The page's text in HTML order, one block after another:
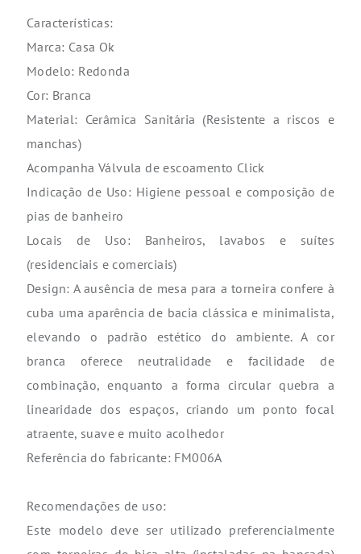
Características:
Marca: Casa Ok
Modelo: Redonda
Cor: Branca
Material: Cerâmica Sanitária (Resistente a riscos e
manchas)
Acompanha Válvula de escoamento Click
Indicação de Uso: Higiene pessoal e composição de
pias de banheiro
Locais de Uso: Banheiros, lavabos e suítes
(residenciais e comerciais)
Design: A ausência de mesa para a torneira confere à
cuba uma aparência de bacia clássica e minimalista,
elevando o padrão estético do ambiente. A cor
branca oferece neutralidade e facilidade de
combinação, enquanto a forma circular quebra a
linearidade dos espaços, criando um ponto focal
atraente, suave e muito acolhedor
Referência do fabricante: FM006A
Recomendações de uso:
Este modelo deve ser utilizado preferencialmente